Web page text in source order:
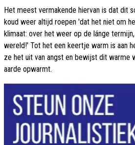
Het meest vermakende hiervan is dat dit
koud weer altijd roepen 'dat het niet om
klimaat: over het weer op de lánge
wereld!' Tot het een keertje warm is aan
ze het uit van angst en bewijst dit warme
aarde opwarmt.